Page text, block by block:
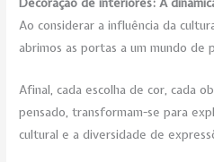
Ao considerar a influência da
abrimos as portas a um mundo de
Afinal, cada escolha de cor, cada
pensado, transformam-se para
cultural e a diversidade de